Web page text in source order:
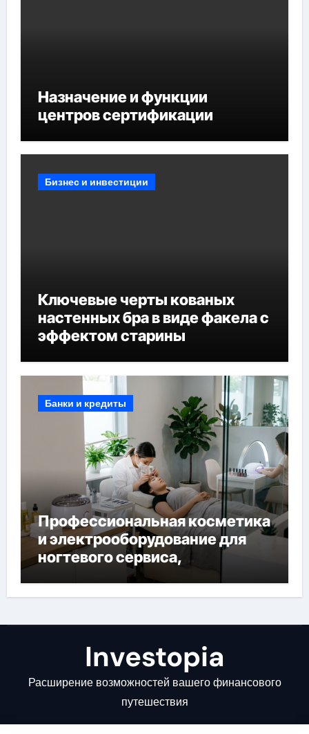
Назначение и функции
центров сертификации
Бизнес и инвестиции
Ключевые черты кованых
настенных бра в виде факела с
эффектом старины
Банки и кредиты
Профессиональная косметика
и электрооборудование для
ногтевого сервиса,
наращивания ресниц и
депиляции
Investopia
Расширение возможностей вашего финансового
путешествия